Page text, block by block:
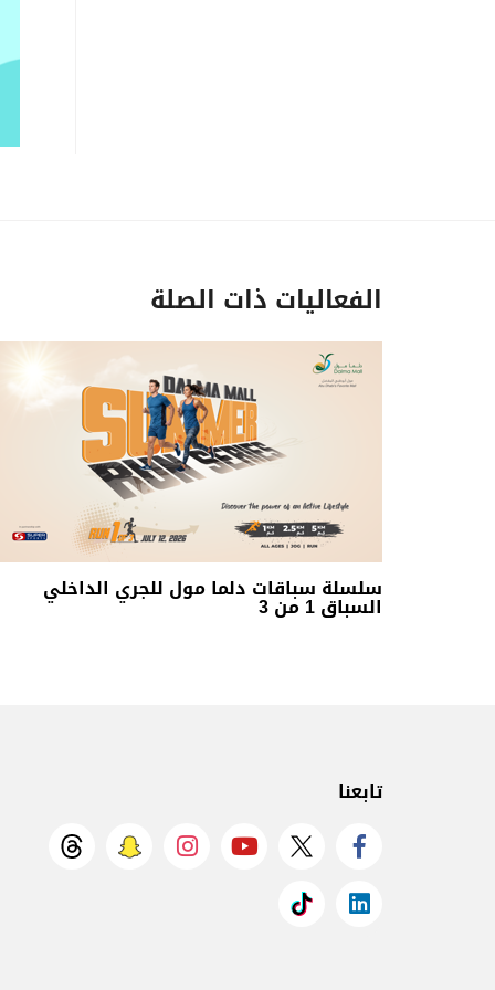
الفعاليات ذات الصلة
سلسلة سباقات دلما مول للجري الداخلي
السباق 1 من 3
تابعنا